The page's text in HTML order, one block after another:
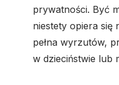
prywatności. Być
niestety opiera się
pełna wyrzutów,
w dzieciństwie lub